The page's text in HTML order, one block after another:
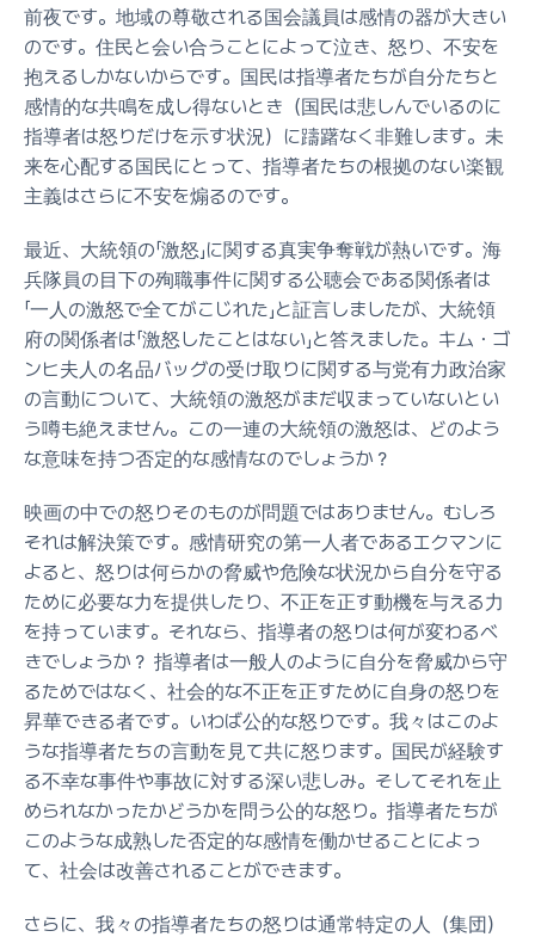
前夜です。地域の尊敬される国会議員は感情の器が大きい
のです。住民と会い合うことによって泣き、怒り、不安を
抱えるしかないからです。国民は指導者たちが自分たちと
感情的な共鳴を成し得ないとき（国民は悲しんでいるのに
指導者は怒りだけを示す状況）に躊躇なく非難します。未
来を心配する国民にとって、指導者たちの根拠のない楽観
主義はさらに不安を煽るのです。
最近、大統領の「激怒」に関する真実争奪戦が熱いです。海
兵隊員の目下の殉職事件に関する公聴会である関係者は
「一人の激怒で全てがこじれた」と証言しましたが、大統領
府の関係者は「激怒したことはない」と答えました。キム・ゴ
ンヒ夫人の名品バッグの受け取りに関する与党有力政治家
の言動について、大統領の激怒がまだ収まっていないとい
う噂も絶えません。この一連の大統領の激怒は、どのよう
な意味を持つ否定的な感情なのでしょうか？
映画の中での怒りそのものが問題ではありません。むしろ
それは解決策です。感情研究の第一人者であるエクマンに
よると、怒りは何らかの脅威や危険な状況から自分を守る
ために必要な力を提供したり、不正を正す動機を与える力
を持っています。それなら、指導者の怒りは何が変わるべ
きでしょうか？ 指導者は一般人のように自分を脅威から守
るためではなく、社会的な不正を正すために自身の怒りを
昇華できる者です。いわば公的な怒りです。我々はこのよ
うな指導者たちの言動を見て共に怒ります。国民が経験す
る不幸な事件や事故に対する深い悲しみ。そしてそれを止
められなかったかどうかを問う公的な怒り。指導者たちが
このような成熟した否定的な感情を働かせることによっ
て、社会は改善されることができます。
さらに、我々の指導者たちの怒りは通常特定の人（集団）